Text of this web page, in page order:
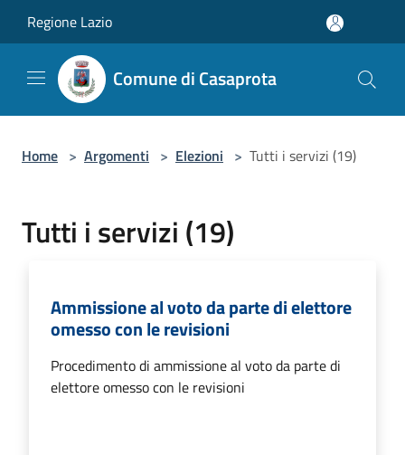
Regione Lazio
Comune di Casaprota
Home > Argomenti > Elezioni > Tutti i servizi (19)
Tutti i servizi (19)
Ammissione al voto da parte di elettore
omesso con le revisioni
Procedimento di ammissione al voto da parte di
elettore omesso con le revisioni